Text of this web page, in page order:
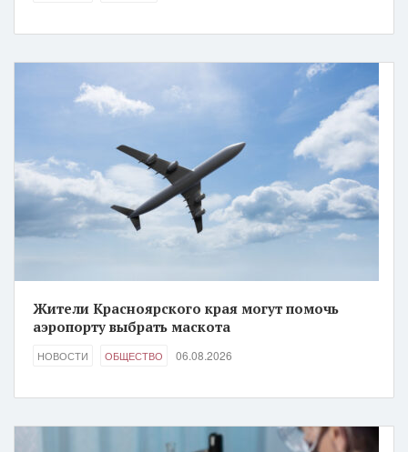
Жители Красноярского края могут помочь
аэропорту выбрать маскота
НОВОСТИ ОБЩЕСТВО 06.08.2026